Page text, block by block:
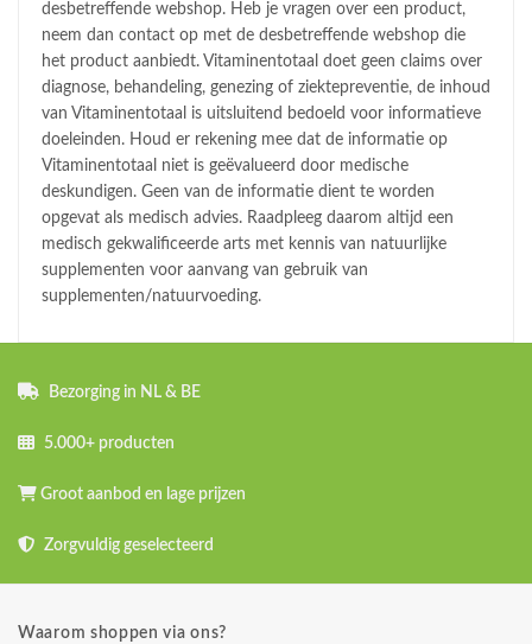
desbetreffende webshop. Heb je vragen over een product,
neem dan contact op met de desbetreffende webshop die
het product aanbiedt. Vitaminentotaal doet geen claims over
diagnose, behandeling, genezing of ziektepreventie, de inhoud
van Vitaminentotaal is uitsluitend bedoeld voor informatieve
doeleinden. Houd er rekening mee dat de informatie op
Vitaminentotaal niet is geëvalueerd door medische
deskundigen. Geen van de informatie dient te worden
opgevat als medisch advies. Raadpleeg daarom altijd een
medisch gekwalificeerde arts met kennis van natuurlijke
supplementen voor aanvang van gebruik van
supplementen/natuurvoeding.
Bezorging in NL & BE
5.000+ producten
Groot aanbod en lage prijzen
Zorgvuldig geselecteerd
Waarom shoppen via ons?